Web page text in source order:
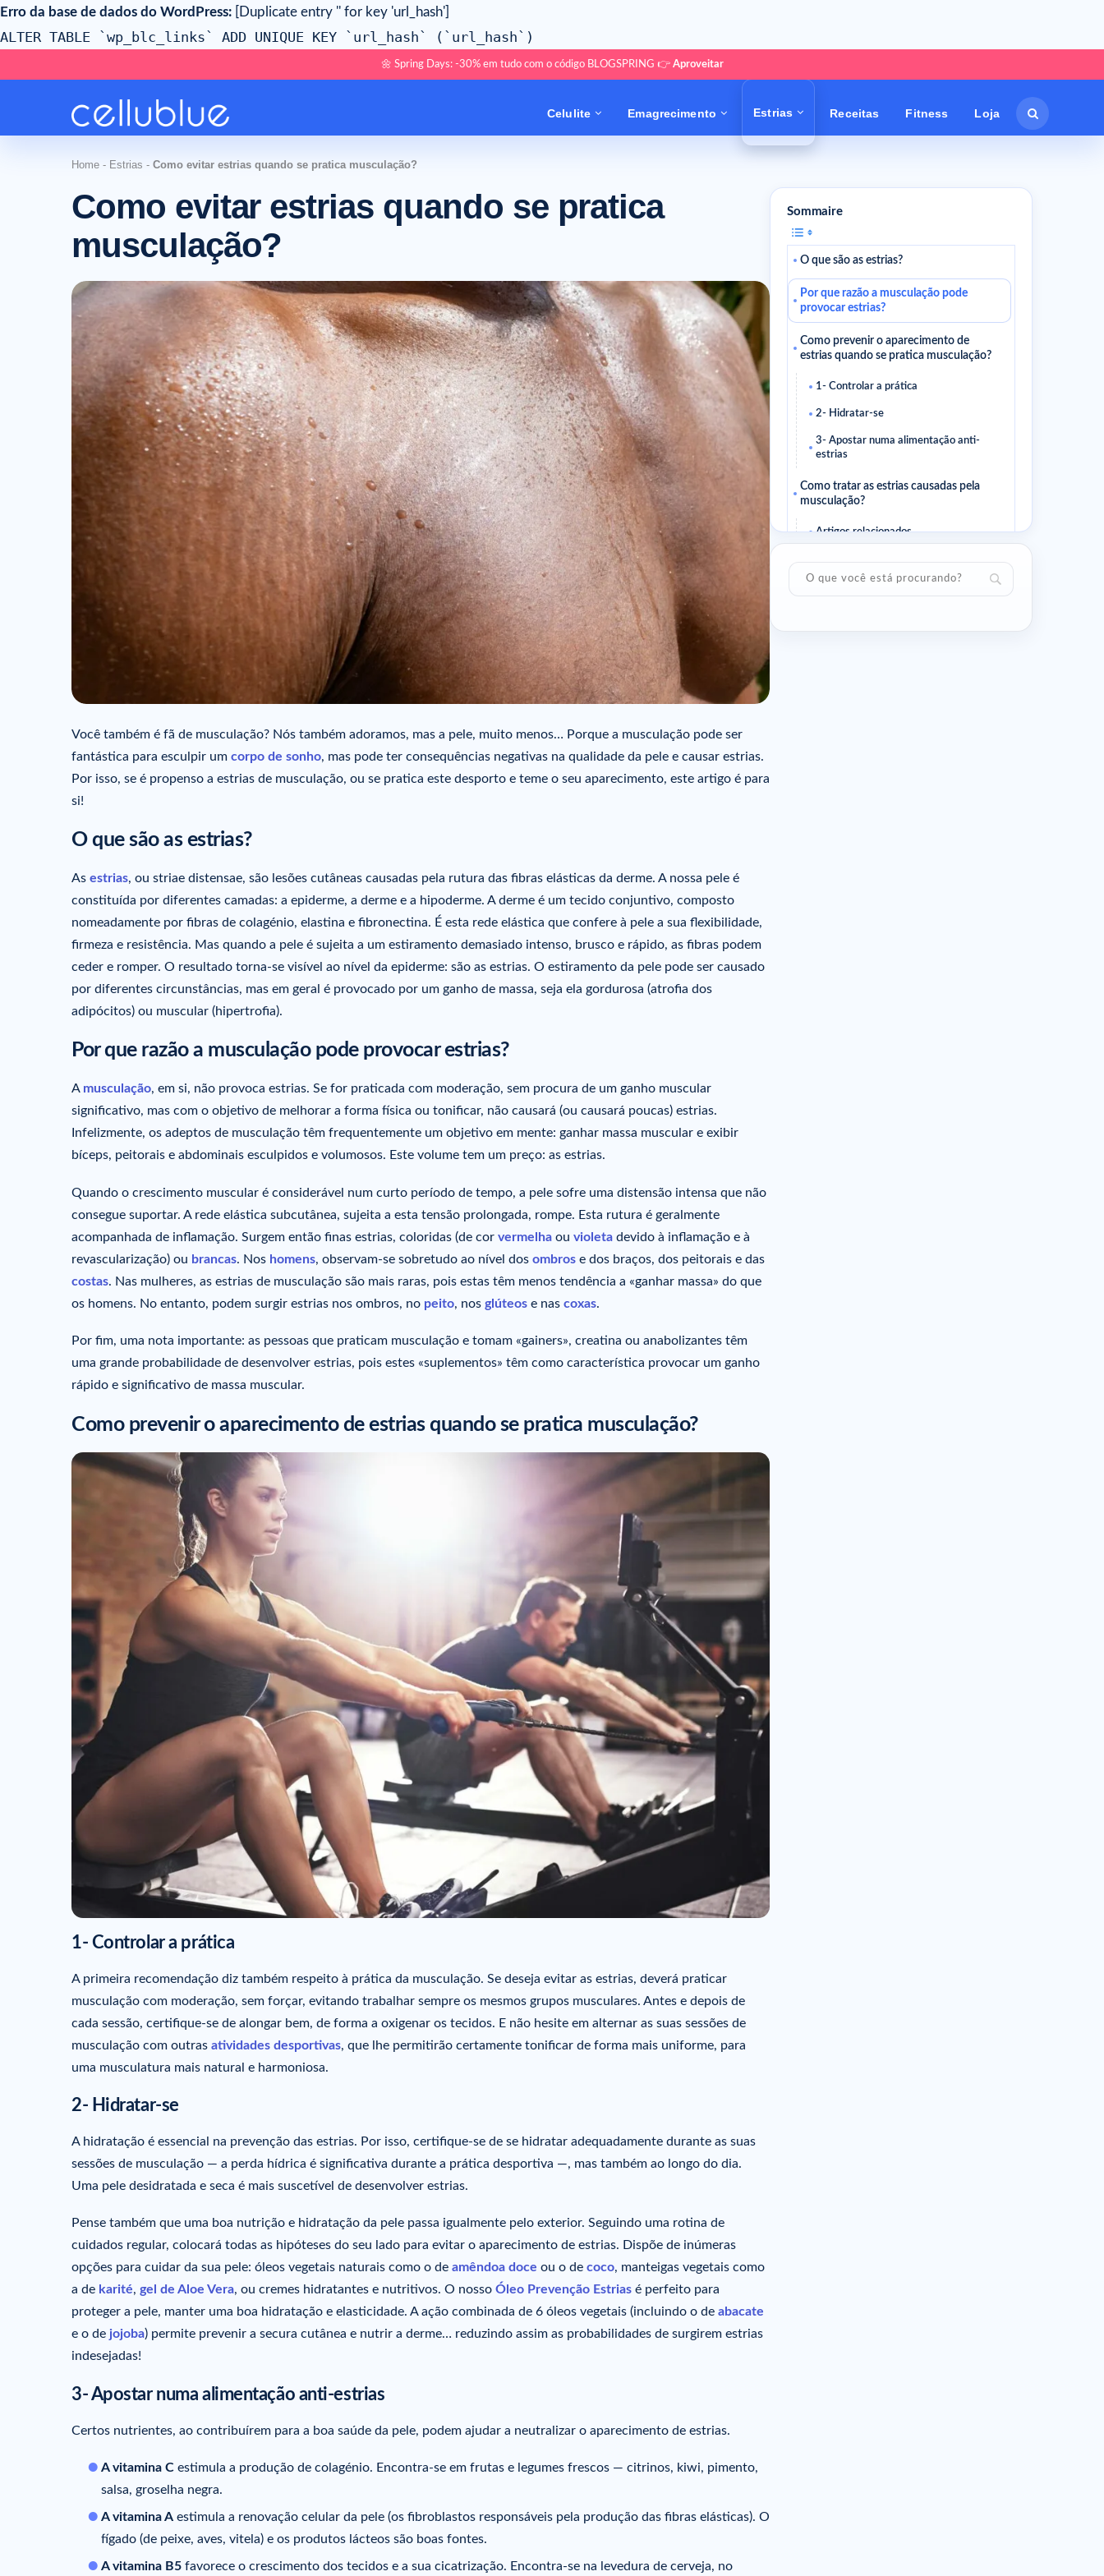
Erro da base de dados do WordPress: [Duplicate entry '' for key 'url_hash']
ALTER TABLE `wp_blc_links` ADD UNIQUE KEY `url_hash` (`url_hash`)
🌼 Spring Days: -30% em tudo com o código BLOGSPRING 👉 Aproveitar
Celulite Emagrecimento Estrias Receitas Fitness Loja
Home - Estrias - Como evitar estrias quando se pratica musculação?
Como evitar estrias quando se pratica
musculação?
Você também é fã de musculação? Nós também adoramos, mas a pele, muito menos… Porque a musculação pode ser
fantástica para esculpir um corpo de sonho, mas pode ter consequências negativas na qualidade da pele e causar estrias.
Por isso, se é propenso a estrias de musculação, ou se pratica este desporto e teme o seu aparecimento, este artigo é para
si!
O que são as estrias?
As estrias, ou striae distensae, são lesões cutâneas causadas pela rutura das fibras elásticas da derme. A nossa pele é
constituída por diferentes camadas: a epiderme, a derme e a hipoderme. A derme é um tecido conjuntivo, composto
nomeadamente por fibras de colagénio, elastina e fibronectina. É esta rede elástica que confere à pele a sua flexibilidade,
firmeza e resistência. Mas quando a pele é sujeita a um estiramento demasiado intenso, brusco e rápido, as fibras podem
ceder e romper. O resultado torna-se visível ao nível da epiderme: são as estrias. O estiramento da pele pode ser causado
por diferentes circunstâncias, mas em geral é provocado por um ganho de massa, seja ela gordurosa (atrofia dos
adipócitos) ou muscular (hipertrofia).
Por que razão a musculação pode provocar estrias?
A musculação, em si, não provoca estrias. Se for praticada com moderação, sem procura de um ganho muscular
significativo, mas com o objetivo de melhorar a forma física ou tonificar, não causará (ou causará poucas) estrias.
Infelizmente, os adeptos de musculação têm frequentemente um objetivo em mente: ganhar massa muscular e exibir
bíceps, peitorais e abdominais esculpidos e volumosos. Este volume tem um preço: as estrias.
Quando o crescimento muscular é considerável num curto período de tempo, a pele sofre uma distensão intensa que não
consegue suportar. A rede elástica subcutânea, sujeita a esta tensão prolongada, rompe. Esta rutura é geralmente
acompanhada de inflamação. Surgem então finas estrias, coloridas (de cor vermelha ou violeta devido à inflamação e à
revascularização) ou brancas. Nos homens, observam-se sobretudo ao nível dos ombros e dos braços, dos peitorais e das
costas. Nas mulheres, as estrias de musculação são mais raras, pois estas têm menos tendência a «ganhar massa» do que
os homens. No entanto, podem surgir estrias nos ombros, no peito, nos glúteos e nas coxas.
Por fim, uma nota importante: as pessoas que praticam musculação e tomam «gainers», creatina ou anabolizantes têm
uma grande probabilidade de desenvolver estrias, pois estes «suplementos» têm como característica provocar um ganho
rápido e significativo de massa muscular.
Como prevenir o aparecimento de estrias quando se pratica musculação?
1- Controlar a prática
A primeira recomendação diz também respeito à prática da musculação. Se deseja evitar as estrias, deverá praticar
musculação com moderação, sem forçar, evitando trabalhar sempre os mesmos grupos musculares. Antes e depois de
cada sessão, certifique-se de alongar bem, de forma a oxigenar os tecidos. E não hesite em alternar as suas sessões de
musculação com outras atividades desportivas, que lhe permitirão certamente tonificar de forma mais uniforme, para
uma musculatura mais natural e harmoniosa.
2- Hidratar-se
A hidratação é essencial na prevenção das estrias. Por isso, certifique-se de se hidratar adequadamente durante as suas
sessões de musculação — a perda hídrica é significativa durante a prática desportiva —, mas também ao longo do dia.
Uma pele desidratada e seca é mais suscetível de desenvolver estrias.
Pense também que uma boa nutrição e hidratação da pele passa igualmente pelo exterior. Seguindo uma rotina de
cuidados regular, colocará todas as hipóteses do seu lado para evitar o aparecimento de estrias. Dispõe de inúmeras
opções para cuidar da sua pele: óleos vegetais naturais como o de amêndoa doce ou o de coco, manteigas vegetais como
a de karité, gel de Aloe Vera, ou cremes hidratantes e nutritivos. O nosso Óleo Prevenção Estrias é perfeito para
proteger a pele, manter uma boa hidratação e elasticidade. A ação combinada de 6 óleos vegetais (incluindo o de abacate
e o de jojoba) permite prevenir a secura cutânea e nutrir a derme… reduzindo assim as probabilidades de surgirem estrias
indesejadas!
3- Apostar numa alimentação anti-estrias
Certos nutrientes, ao contribuírem para a boa saúde da pele, podem ajudar a neutralizar o aparecimento de estrias.
A vitamina C estimula a produção de colagénio. Encontra-se em frutas e legumes frescos — citrinos, kiwi, pimento,
salsa, groselha negra.
A vitamina A estimula a renovação celular da pele (os fibroblastos responsáveis pela produção das fibras elásticas). O
fígado (de peixe, aves, vitela) e os produtos lácteos são boas fontes.
A vitamina B5 favorece o crescimento dos tecidos e a sua cicatrização. Encontra-se na levedura de cerveja, no
Sommaire
O que são as estrias?
Por que razão a musculação pode
provocar estrias?
Como prevenir o aparecimento de
estrias quando se pratica musculação?
1- Controlar a prática
2- Hidratar-se
3- Apostar numa alimentação anti-
estrias
Como tratar as estrias causadas pela
musculação?
Artigos relacionados